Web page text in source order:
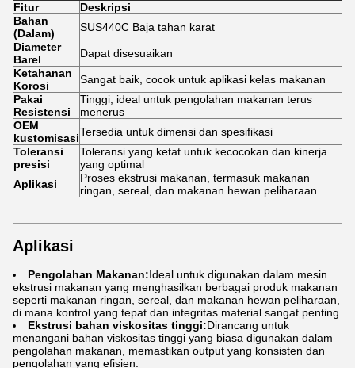
Fitur
Deskripsi
Bahan
(Dalam)
SUS440C Baja tahan karat
Diameter
Barel
Dapat disesuaikan
Ketahanan
Korosi
Sangat baik, cocok untuk aplikasi kelas makanan
Pakai
Resistensi
Tinggi, ideal untuk pengolahan makanan terus
menerus
OEM
kustomisasiTersedia untuk dimensi dan spesifikasi
Toleransi
presisi
Toleransi yang ketat untuk kecocokan dan kinerja
yang optimal
Aplikasi
Proses ekstrusi makanan, termasuk makanan
ringan, sereal, dan makanan hewan peliharaan
Aplikasi
Pengolahan Makanan:Ideal untuk digunakan dalam mesin
ekstrusi makanan yang menghasilkan berbagai produk makanan
seperti makanan ringan, sereal, dan makanan hewan peliharaan,
di mana kontrol yang tepat dan integritas material sangat penting.
Ekstrusi bahan viskositas tinggi:Dirancang untuk
menangani bahan viskositas tinggi yang biasa digunakan dalam
pengolahan makanan, memastikan output yang konsisten dan
pengolahan yang efisien.